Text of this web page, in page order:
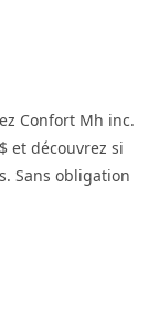
Confort Mh inc.
et découvrez si
Sans obligation